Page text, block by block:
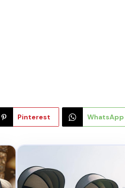
Pinterest WhatsApp